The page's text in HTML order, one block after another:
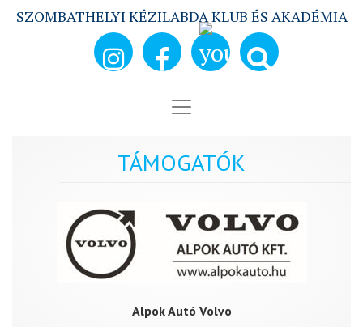
SZOMBATHELYI KÉZILABDA KLUB ÉS AKADÉMIA
TÁMOGATÓK
Alpok Autó Volvo